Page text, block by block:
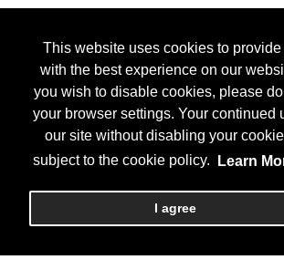
This website uses cookies to provide
with the best experience on our
you wish to disable cookies, please
your browser settings. Your continued
our site without disabling your
subject to the cookie policy.
Learn
I agree